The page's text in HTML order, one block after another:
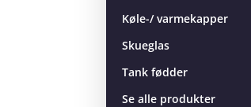
Køle-/ varmekapper
Skueglas
Tank fødder
Se alle produkter